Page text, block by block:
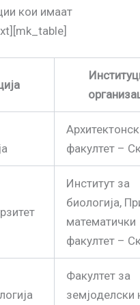
кои имаат
факултет –
Институт за
биологија,
математички
факултет –
Факултет за
земјоделски